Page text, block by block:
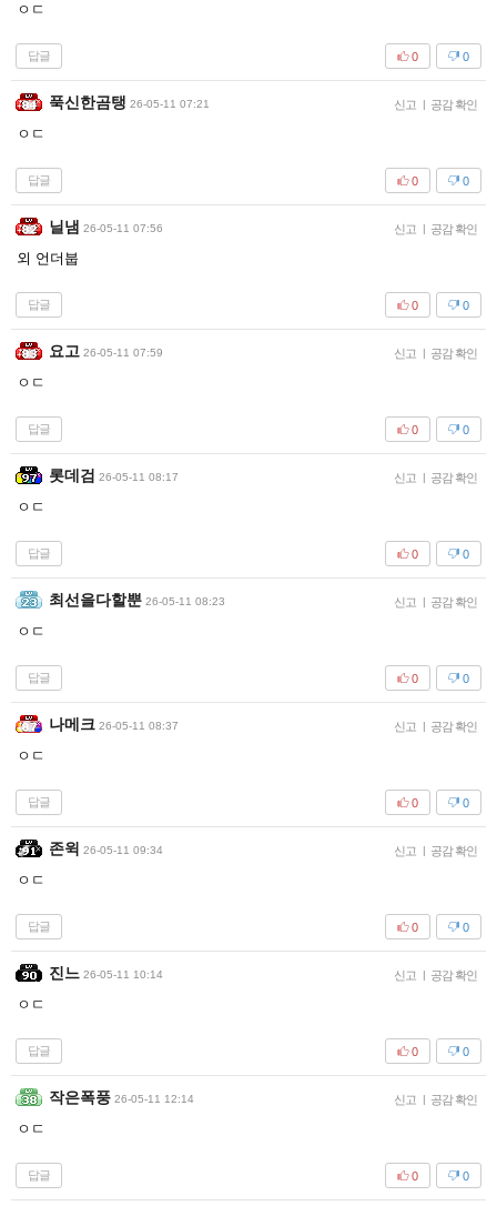
ㅇㄷ
답글 0
0
푹신한곰탱 26-05-11 07:21 신고 | 공감 확인
ㅇㄷ
답글 0
0
닐냄 26-05-11 07:56 신고 | 공감 확인
외 언더붑
답글 0
0
요고 26-05-11 07:59 신고 | 공감 확인
ㅇㄷ
답글 0
0
롯데검 26-05-11 08:17 신고 | 공감 확인
ㅇㄷ
답글 0
0
최선을다할뿐 26-05-11 08:23 신고 | 공감 확인
ㅇㄷ
답글 0
0
나메크 26-05-11 08:37 신고 | 공감 확인
ㅇㄷ
답글 0
0
존윅 26-05-11 09:34 신고 | 공감 확인
ㅇㄷ
답글 0
0
진느 26-05-11 10:14 신고 | 공감 확인
ㅇㄷ
답글 0
0
작은폭풍 26-05-11 12:14 신고 | 공감 확인
ㅇㄷ
답글 0
0